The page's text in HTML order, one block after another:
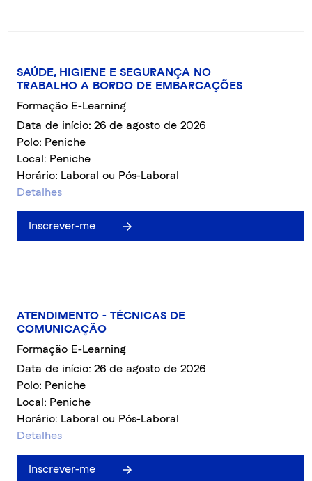
SAÚDE, HIGIENE E SEGURANÇA NO
TRABALHO A BORDO DE EMBARCAÇÕES
Formação E-Learning
Data de início: 26 de agosto de 2026
Polo: Peniche
Local: Peniche
Horário: Laboral ou Pós-Laboral
Detalhes
Inscrever-me
ATENDIMENTO - TÉCNICAS DE
COMUNICAÇÃO
Formação E-Learning
Data de início: 26 de agosto de 2026
Polo: Peniche
Local: Peniche
Horário: Laboral ou Pós-Laboral
Detalhes
Inscrever-me